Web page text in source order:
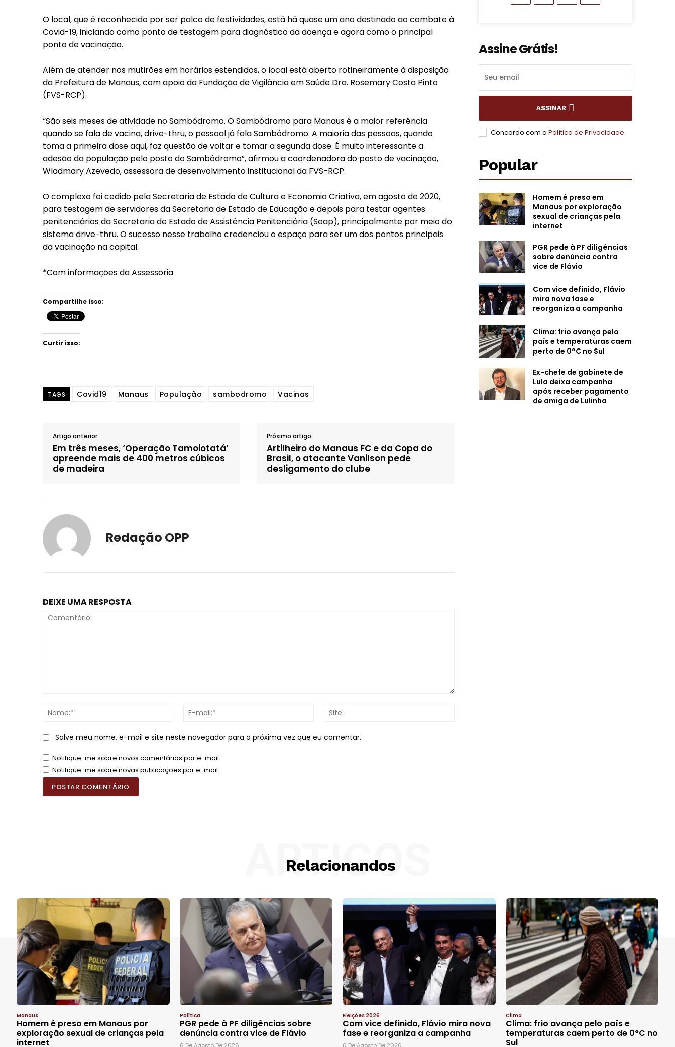
O local, que é reconhecido por ser palco de festividades, está há quase um ano destinado ao combate à
Covid-19, iniciando como ponto de testagem para diagnóstico da doença e agora como o principal
ponto de vacinação.
Além de atender nos mutirões em horários estendidos, o local está aberto rotineiramente à disposição
da Prefeitura de Manaus, com apoio da Fundação de Vigilância em Saúde Dra. Rosemary Costa Pinto
(FVS-RCP).
“São seis meses de atividade no Sambódromo. O Sambódromo para Manaus é a maior referência
quando se fala de vacina, drive-thru, o pessoal já fala Sambódromo. A maioria das pessoas, quando
toma a primeira dose aqui, faz questão de voltar e tomar a segunda dose. É muito interessante a
adesão da população pelo posto do Sambódromo”, afirmou a coordenadora do posto de vacinação,
Wladmary Azevedo, assessora de desenvolvimento institucional da FVS-RCP.
O complexo foi cedido pela Secretaria de Estado de Cultura e Economia Criativa, em agosto de 2020,
para testagem de servidores da Secretaria de Estado de Educação e depois para testar agentes
penitenciários da Secretaria de Estado de Assistência Penitenciária (Seap), principalmente por meio do
sistema drive-thru. O sucesso nesse trabalho credenciou o espaço para ser um dos pontos principais
da vacinação na capital.
*Com informações da Assessoria
Compartilhe isso:
Curtir isso:
TAGS Covid19 Manaus População sambodromo Vacinas
Artigo anterior
Em três meses, ‘Operação Tamoiotatá’
apreende mais de 400 metros cúbicos
de madeira
Próximo artigo
Artilheiro do Manaus FC e da Copa do
Brasil, o atacante Vanilson pede
desligamento do clube
Redação OPP
DEIXE UMA RESPOSTA
Nome:*
Salve meu nome, e-mail e site neste navegador para a próxima vez que eu comentar.
Notifique-me sobre novos comentários por e-mail.
Notifique-me sobre novas publicações por e-mail.
Assine Grátis!
ASSINAR
Concordo com a Política de Privacidade.
Popular
Homem é preso em
Manaus por exploração
sexual de crianças pela
internet
PGR pede à PF diligências
sobre denúncia contra
vice de Flávio
Com vice definido, Flávio
mira nova fase e
reorganiza a campanha
Clima: frio avança pelo
país e temperaturas caem
perto de 0°C no Sul
Ex-chefe de gabinete de
Lula deixa campanha
após receber pagamento
de amiga de Lulinha
Relacionandos
ARTIGOS
Manaus
Homem é preso em Manaus por
exploração sexual de crianças pela
internet
Política
PGR pede à PF diligências sobre
denúncia contra vice de Flávio
Eleições 2026
Com vice definido, Flávio mira nova
fase e reorganiza a campanha
Clima
Clima: frio avança pelo país e
temperaturas caem perto de 0°C no
Sul